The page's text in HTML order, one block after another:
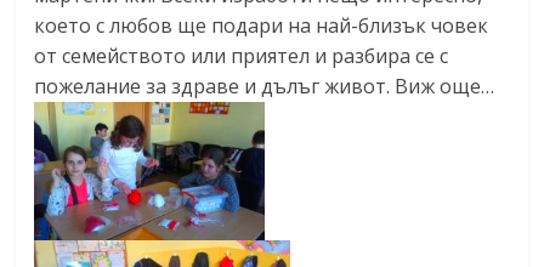
което с любов ще подари на най-близък човек
от семейството или приятел и разбира се с
пожелание за здраве и дълъг живот. Виж още…